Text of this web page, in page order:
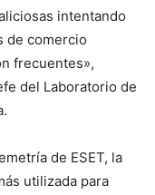
intentando
de comercio
frecuentes»,
del Laboratorio de
de ESET, la
utilizada para